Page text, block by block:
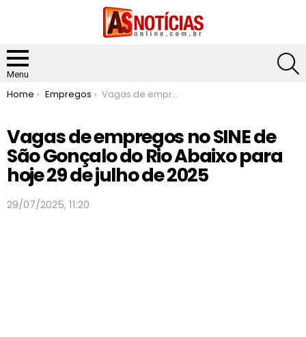
Menu
You are here:
Home Empregos Vagas de empregos no SINE de São Gonçalo do Rio Abaixo para hoje 29 de julho de 2025
Vagas de empregos no SINE de
São Gonçalo do Rio Abaixo para
hoje 29 de julho de 2025
29/07/2025, 11:20